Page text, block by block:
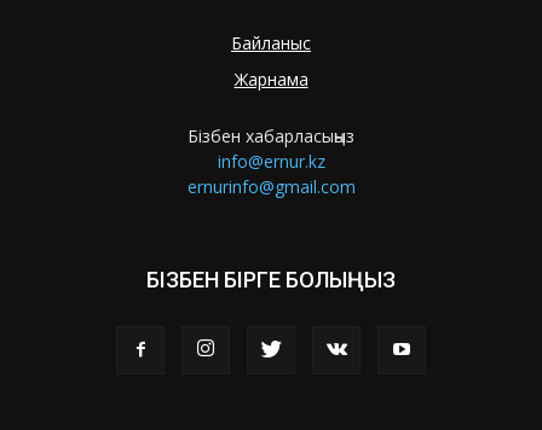
Байланыс
Жарнама
Бізбен хабарласыңыз
info@ernur.kz
ernurinfo@gmail.com
БІЗБЕН БІРГЕ БОЛЫҢЫЗ